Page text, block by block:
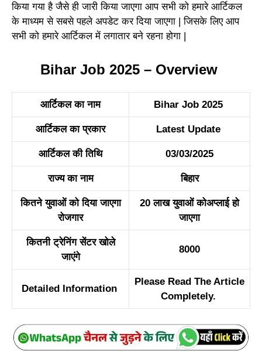
किया गया है जैसे ही जारी किया जाएगा आप सभी को हमारे आर्टिकल
के माध्यम से सबसे पहले अपडेट कर दिया जाएगा | जिसके लिए आप
सभी को हमारे आर्टिकल में लगातार बने रहना होगा |
Bihar Job 2025 – Overview
आर्टिकल का नाम Bihar Job 2025
आर्टिकल का प्रकार Latest Update
आर्टिकल की तिथि 03/03/2025
राज्य का नाम बिहार
कितने युवाओं को दिया जाएगा
रोजगार
20 लाख युवाओं कोअप्लाई हो
जाएगा
कितनी ट्रेनिंग सेंटर खोले
जाएंगे
8000
Detailed Information
Please Read The Article
Completely.